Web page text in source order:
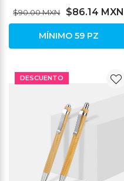
$90.00 MXN $86.14 MXN
MÍNIMO 59 PZ
DESCUENTO